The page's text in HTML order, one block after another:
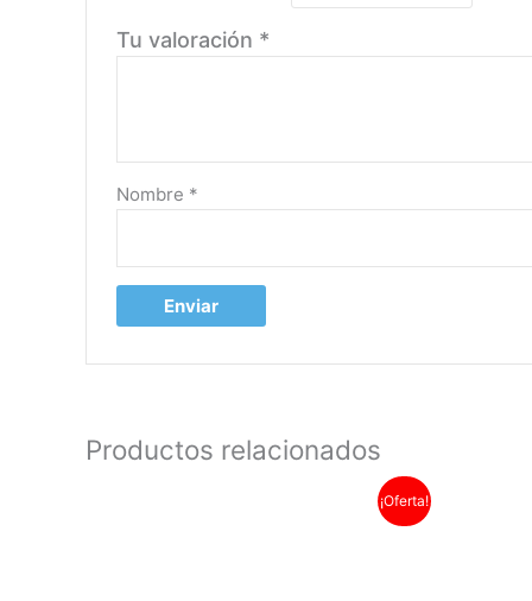
Tu valoración *
Nombre *
Productos relacionados
¡Oferta!